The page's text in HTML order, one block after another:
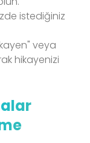
istediğiniz
veya
hikayenizi